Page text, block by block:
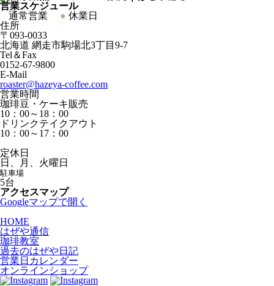
営業スケジュール
通常営業 ● 休業日
住所
〒093-0033
北海道 網走市駒場北3丁目9-7
Tel＆Fax
0152-67-9800
E-Mail
roaster@hazeya-coffee.com
営業時間
珈琲豆・ケーキ販売
10：00～18：00
ドリンクテイクアウト
10：00～17：00
定休日
日、月、火曜日
駐車場
5台
アクセスマップ
Googleマップで開く
HOME
はぜや通信
珈琲教室
過去のはぜや日記
営業日カレンダー
オンラインショップ